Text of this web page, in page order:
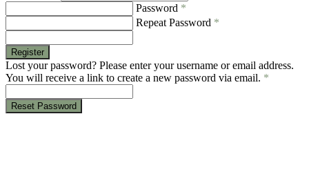
Password *
Repeat Password *
Register
Lost your password? Please enter your username or email address.
You will receive a link to create a new password via email. *
Reset Password